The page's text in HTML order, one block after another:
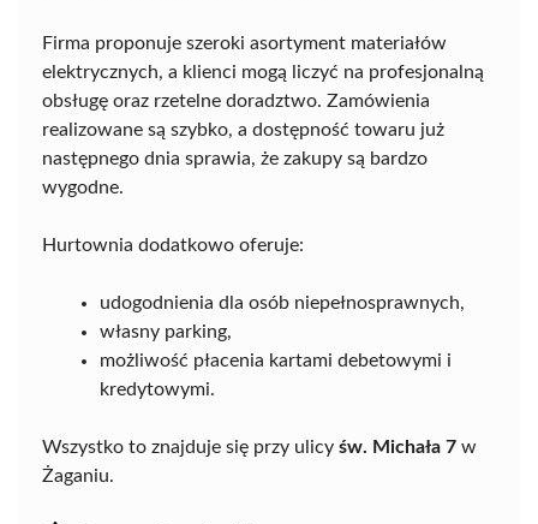
Firma proponuje szeroki asortyment materiałów
elektrycznych, a klienci mogą liczyć na profesjonalną
obsługę oraz rzetelne doradztwo. Zamówienia
realizowane są szybko, a dostępność towaru już
następnego dnia sprawia, że zakupy są bardzo
wygodne.
Hurtownia dodatkowo oferuje:
udogodnienia dla osób niepełnosprawnych,
własny parking,
możliwość płacenia kartami debetowymi i
kredytowymi.
Wszystko to znajduje się przy ulicy św. Michała 7 w
Żaganiu.